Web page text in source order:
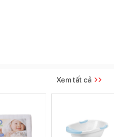
Xem tất cả